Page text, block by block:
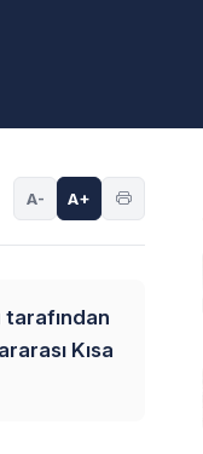
A- A+
Kısa